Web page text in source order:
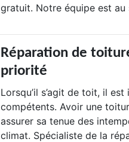
gratuit. Notre équipe est
Réparation de
priorité
Lorsqu’il s’agit de toit, il
compétents. Avoir une
assurer sa tenue des
climat. Spécialiste de la